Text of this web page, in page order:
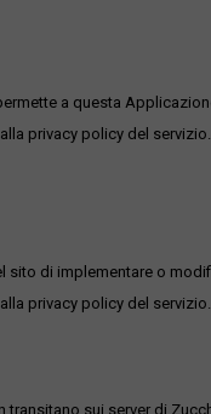
a questa
privacy policy del servizio.
di implementare o
privacy policy del servizio.
sui server di